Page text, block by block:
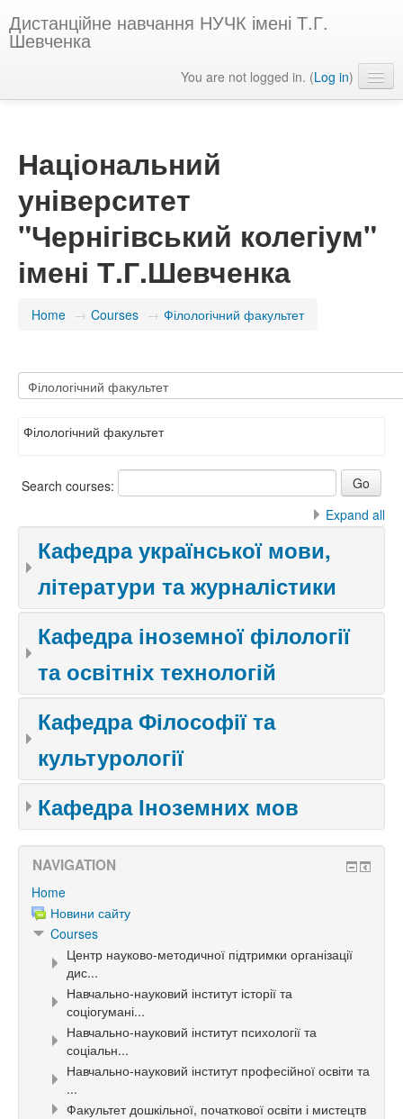
Дистанційне навчання НУЧК імені Т.Г.
Шевченка
You are not logged in. (Log in)
Національний
університет
"Чернігівський колегіум"
імені Т.Г.Шевченка
Home → Courses → Філологічний факультет
Філологічний факультет
Search courses:
Expand all
Кафедра української мови,
літератури та журналістики
Кафедра іноземної філології
та освітніх технологій
Кафедра Філософії та
культурології
Кафедра Іноземних мов
NAVIGATION
Home
Новини сайту
Courses
Центр науково-методичної підтримки організації
дис...
Навчально-науковий інститут історії та
соціогумані...
Навчально-науковий інститут психології та
соціальн...
Навчально-науковий інститут професійної освіти та
...
Факультет дошкільної, початкової освіти і мистецтв